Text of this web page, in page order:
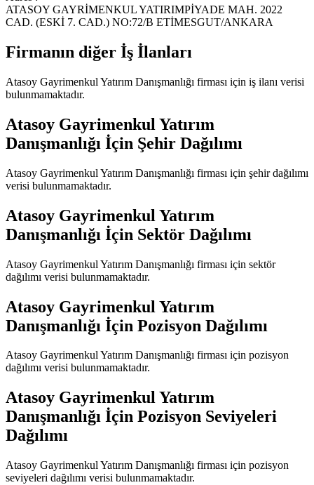
ATASOY GAYRİMENKUL YATIRIMPİYADE MAH. 2022
CAD. (ESKİ 7. CAD.) NO:72/B ETİMESGUT/ANKARA
Firmanın diğer İş İlanları
Atasoy Gayrimenkul Yatırım Danışmanlığı firması için iş ilanı verisi
bulunmamaktadır.
Atasoy Gayrimenkul Yatırım
Danışmanlığı İçin Şehir Dağılımı
Atasoy Gayrimenkul Yatırım Danışmanlığı firması için şehir dağılımı
verisi bulunmamaktadır.
Atasoy Gayrimenkul Yatırım
Danışmanlığı İçin Sektör Dağılımı
Atasoy Gayrimenkul Yatırım Danışmanlığı firması için sektör
dağılımı verisi bulunmamaktadır.
Atasoy Gayrimenkul Yatırım
Danışmanlığı İçin Pozisyon Dağılımı
Atasoy Gayrimenkul Yatırım Danışmanlığı firması için pozisyon
dağılımı verisi bulunmamaktadır.
Atasoy Gayrimenkul Yatırım
Danışmanlığı İçin Pozisyon Seviyeleri
Dağılımı
Atasoy Gayrimenkul Yatırım Danışmanlığı firması için pozisyon
seviyeleri dağılımı verisi bulunmamaktadır.